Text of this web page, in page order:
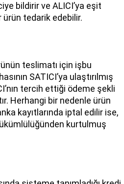
bildirir ve ALICI’ya eşit
tedarik edebilir.
teslimatı için işbu
SATICI’ya ulaştırılmış
tercih ettiği ödeme şekli
Herhangi bir nedenle ürün
kayıtlarında iptal edilir ise,
kurtulmuş